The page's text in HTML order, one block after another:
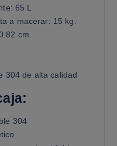
65 L
a macerar: 15 kg.
cm
304 de alta calidad
304